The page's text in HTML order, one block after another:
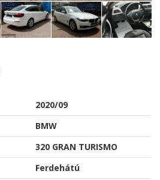
2020/09
BMW
320 GRAN TURISMO
Ferdehátú